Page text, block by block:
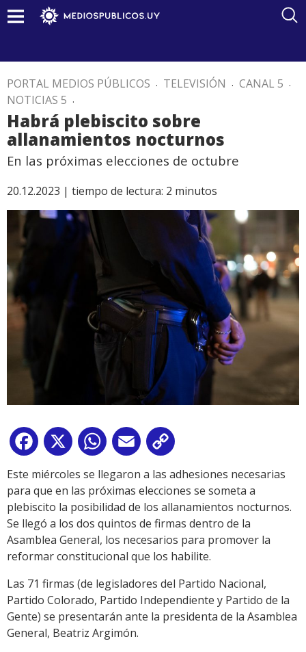
PORTAL MEDIOS PÚBLICOS . TELEVISIÓN . CANAL 5 .
NOTICIAS 5 .
Habrá plebiscito sobre
allanamientos nocturnos
En las próximas elecciones de octubre
20.12.2023 | tiempo de lectura: 2 minutos
Facebook
X WhatsApp
Email
Link
Este miércoles se llegaron a las adhesiones necesarias
para que en las próximas elecciones se someta a
plebiscito la posibilidad de los allanamientos nocturnos.
Se llegó a los dos quintos de firmas dentro de la
Asamblea General, los necesarios para promover la
reformar constitucional que los habilite.
Las 71 firmas (de legisladores del Partido Nacional,
Partido Colorado, Partido Independiente y Partido de la
Gente) se presentarán ante la presidenta de la Asamblea
General, Beatriz Argimón.